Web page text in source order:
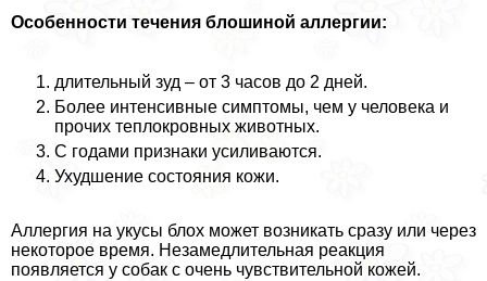
Особенности течения блошиной аллергии:
длительный зуд – от 3 часов до 2 дней.
Более интенсивные симптомы, чем у человека и
прочих теплокровных животных.
С годами признаки усиливаются.
Ухудшение состояния кожи.
Аллергия на укусы блох может возникать сразу или через
некоторое время. Незамедлительная реакция
появляется у собак с очень чувствительной кожей.